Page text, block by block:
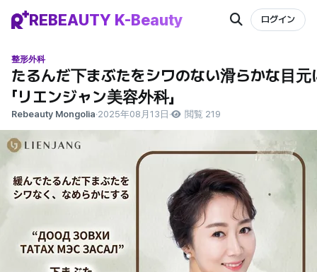
REBEAUTY K-Beauty ログイン
整形外科
たるんだ下まぶたをシワのない滑らかな目元
「リエンジャン美容外科」
Rebeauty Mongolia·2025年08月13日 · 閲覧 219